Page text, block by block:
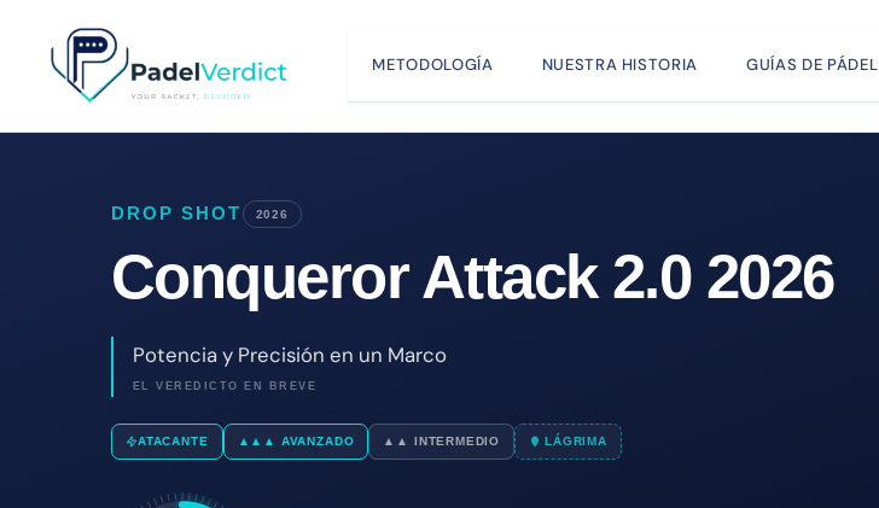
contenido
METODOLOGÍA NUESTRA HISTORIA GUÍAS DE PÁDEL
DROP SHOT 2026
Conqueror Attack 2.0 2026
Potencia y Precisión en un Marco
EL VEREDICTO EN BREVE
ATACANTE ▲▲▲ AVANZADO ▲▲ INTERMEDIO LÁGRIMA